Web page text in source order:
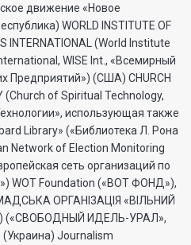
движение «Новое
WORLD INSTITUTE OF
INTERNATIONAL (World Institute
WISE Int., «Всемирный
Предприятий») (США) CHURCH
(Church of Spiritual Technology,
использующая также
Library» («Библиотека Л. Рона
Network of Election Monitoring
сеть организаций по
WOT Foundation («ВОТ ФОНД»),
ОРГАНI3АЦIЯ «ВIЛЬНИЙ
(«СВОБОДНЫЙ ИДЕЛЬ-УРАЛ»,
Journalism